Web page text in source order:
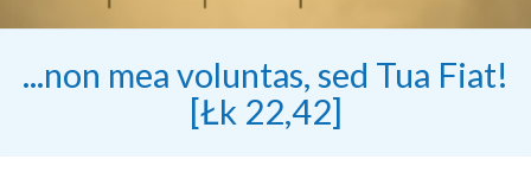
...non mea voluntas, sed Tua Fiat!
[Łk 22,42]